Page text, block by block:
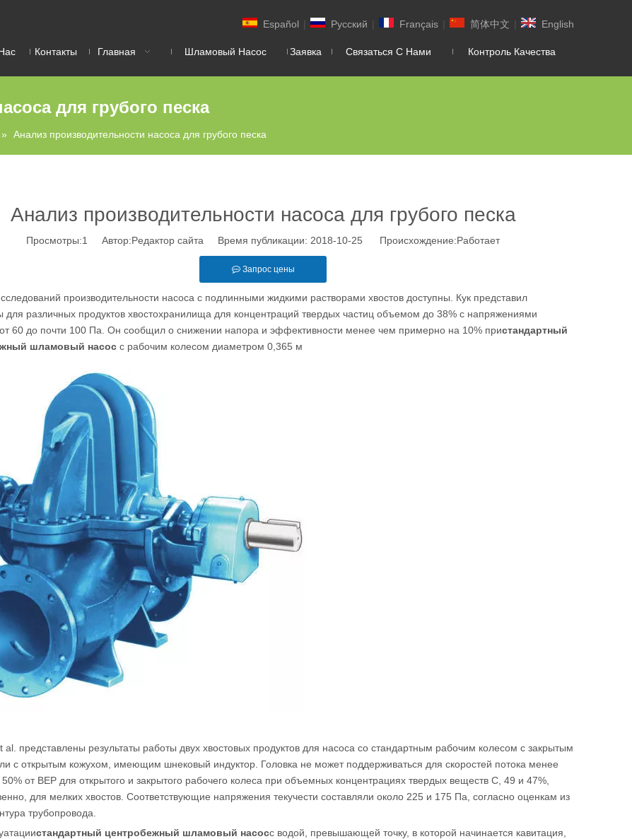
Español | Pусский | Français | 简体中文 | English
Контакты Главная Шламовый Насос Заявка Связаться С Нами Контроль Качества
для грубого песка
» Анализ производительности насоса для грубого песка
Анализ производительности насоса для грубого песка
Просмотры:1 Автор:Pедактор сайта Время публикации: 2018-10-25 Происхождение:Работает
Запрос цены
производительности насоса с подлинными жидкими растворами хвостов доступны. Кук представил
для различных продуктов хвостохранилища для концентраций твердых частиц объемом до 38% с напряжениями
от 60 до почти 100 Па. Он сообщил о снижении напора и эффективности менее чем примерно на 10% пристандартный
шламовый насос с рабочим колесом диаметром 0,365 м
al. представлены результаты работы двух хвостовых продуктов для насоса со стандартным рабочим колесом с закрытым
с открытым кожухом, имеющим шнековый индуктор. Головка не может поддерживаться для скоростей потока менее
от BEP для открытого и закрытого рабочего колеса при объемных концентрациях твердых веществ C, 49 и 47%,
для мелких хвостов. Соответствующие напряжения текучести составляли около 225 и 175 Па, согласно оценкам из
трубопровода.
стандартный центробежный шламовый насосс водой, превышающей точку, в которой начинается кавитация,